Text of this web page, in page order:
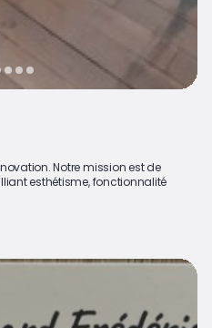
Notre mission est de
esthétisme, fonctionnalité